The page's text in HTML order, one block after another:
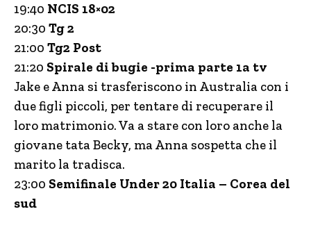
19:40 NCIS 18×02
20:30 Tg 2
21:00 Tg2 Post
21:20 Spirale di bugie -prima parte 1a tv
Jake e Anna si trasferiscono in Australia con i
due figli piccoli, per tentare di recuperare il
loro matrimonio. Va a stare con loro anche la
giovane tata Becky, ma Anna sospetta che il
marito la tradisca.
23:00 Semifinale Under 20 Italia – Corea del
sud